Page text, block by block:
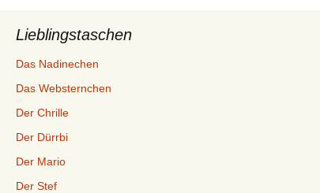
Lieblingstaschen
Das Nadinechen
Das Websternchen
Der Chrille
Der Dürrbi
Der Mario
Der Stef